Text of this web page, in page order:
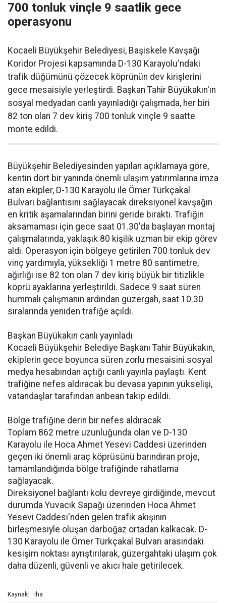
700 tonluk vinçle 9 saatlik gece
operasyonu
Kocaeli Büyükşehir Belediyesi, Başiskele Kavşağı
Koridor Projesi kapsamında D-130 Karayolu'ndaki
trafik düğümünü çözecek köprünün dev kirişlerini
gece mesaisiyle yerleştirdi. Başkan Tahir Büyükakın'ın
sosyal medyadan canlı yayınladığı çalışmada, her biri
82 ton olan 7 dev kiriş 700 tonluk vinçle 9 saatte
monte edildi.
Büyükşehir Belediyesinden yapılan açıklamaya göre,
kentin dört bir yanında önemli ulaşım yatırımlarına imza
atan ekipler, D-130 Karayolu ile Ömer Türkçakal
Bulvarı bağlantısını sağlayacak direksiyonel kavşağın
en kritik aşamalarından birini geride bıraktı. Trafiğin
aksamaması için gece saat 01.30'da başlayan montaj
çalışmalarında, yaklaşık 80 kişilik uzman bir ekip görev
aldı. Operasyon için bölgeye getirilen 700 tonluk dev
vinç yardımıyla, yüksekliği 1 metre 80 santimetre,
ağırlığı ise 82 ton olan 7 dev kiriş büyük bir titizlikle
köprü ayaklarına yerleştirildi. Sadece 9 saat süren
hummalı çalışmanın ardından güzergah, saat 10.30
sıralarında yeniden trafiğe açıldı.
Başkan Büyükakın canlı yayınladı
Kocaeli Büyükşehir Belediye Başkanı Tahir Büyükakın,
ekiplerin gece boyunca süren zorlu mesaisini sosyal
medya hesabından açtığı canlı yayınla paylaştı. Kent
trafiğine nefes aldıracak bu devasa yapının yükselişi,
vatandaşlar tarafından anbean takip edildi.
Bölge trafiğine derin bir nefes aldıracak
Toplam 862 metre uzunluğunda olan ve D-130
Karayolu ile Hoca Ahmet Yesevi Caddesi üzerinden
geçen iki önemli araç köprüsünü barındıran proje,
tamamlandığında bölge trafiğinde rahatlama
sağlayacak.
Direksiyonel bağlantı kolu devreye girdiğinde, mevcut
durumda Yuvacık Sapağı üzerinden Hoca Ahmet
Yesevi Caddesi'nden gelen trafik akışının
birleşmesiyle oluşan darboğaz ortadan kalkacak. D-
130 Karayolu ile Ömer Türkçakal Bulvarı arasındaki
kesişim noktası ayrıştırılarak, güzergahtaki ulaşım çok
daha düzenli, güvenli ve akıcı hale getirilecek.
Kaynak: iha